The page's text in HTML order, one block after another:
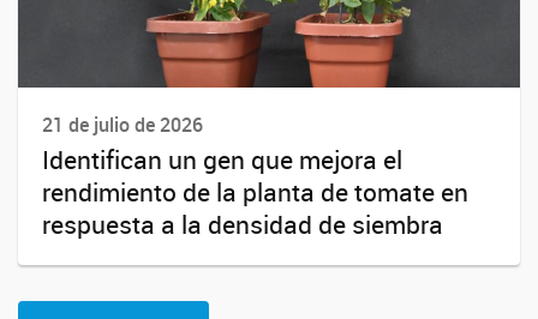
21 de julio de 2026
Identifican un gen que mejora el
rendimiento de la planta de tomate en
respuesta a la densidad de siembra